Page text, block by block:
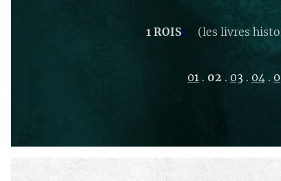
1 ROIS1 (les livres
01 . 02 . 03 . 04 .